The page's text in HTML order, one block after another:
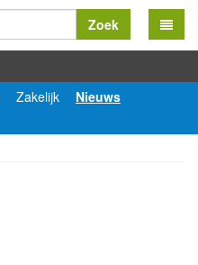
Zoek
Zakelijk
Nieuws